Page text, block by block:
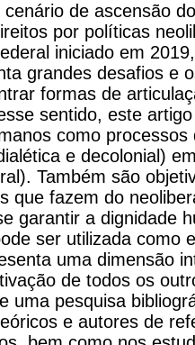
cenário de ascensão
por políticas
iniciado em
grandes desafios e
formas de
sentido, este
como
e decolonial)
Também são
que fazem do
garantir a dignidade
ser utilizada como
uma dimensão
de todos os
uma pesquisa
e autores de